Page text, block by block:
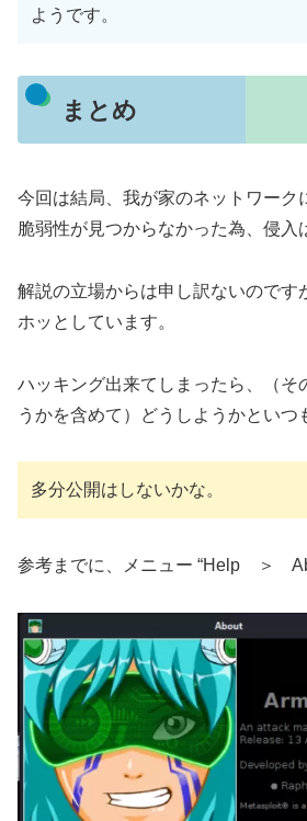
ようです。
まとめ
今回は結局、我が家のネットワーク
脆弱性が見つからなかった為、侵入
解説の立場からは申し訳ないのです
ホッとしています。
ハッキング出来てしまったら、（そ
うかを含めて）どうしようかといつ
多分公開はしないかな。
参考までに、メニュー “Help ＞